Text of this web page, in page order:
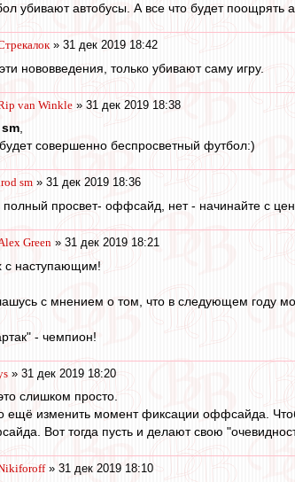
убивают автобусы. А все что будет поощрять
» 31 дек 2019 18:42
нововведения, только убивают саму игру.
van Winkle » 31 дек 2019 18:38
,
совершенно беспросветный футбол:)
sm » 31 дек 2019 18:36
полный просвет- оффсайд, нет - начинайте с
Green » 31 дек 2019 18:21
с наступающим!
с мнением о том, что в следующем году
- чемпион!
» 31 дек 2019 18:20
слишком просто.
ещё изменить момент фиксации оффсайда.
Вот тогда пусть и делают свою
» 31 дек 2019 18:10